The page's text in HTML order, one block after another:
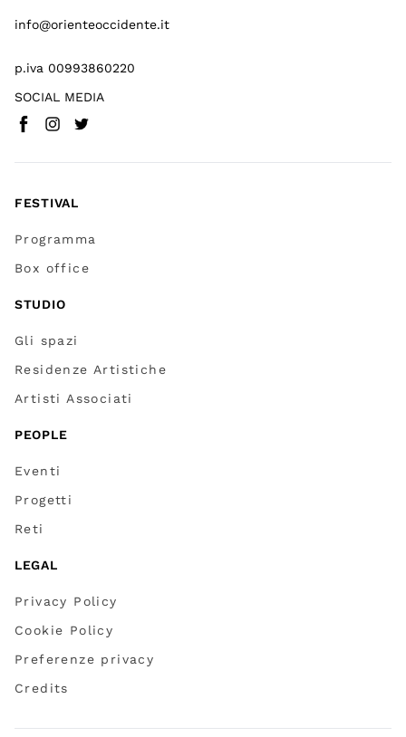
info@orienteoccidente.it
p.iva 00993860220
SOCIAL MEDIA
Facebook(
Instagram
Twitter
FESTIVAL
Programma
Box office
STUDIO
Gli spazi
Residenze Artistiche
Artisti Associati
PEOPLE
Eventi
Progetti
Reti
LEGAL
Privacy Policy
Cookie Policy
Preferenze privacy
Credits